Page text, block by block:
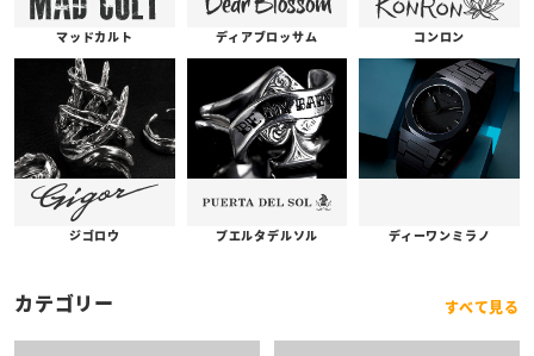
マッドカルト ディアブロッサム コンロン
ジゴロウ プエルタデルソル ディーワンミラノ
カテゴリー すべて見る